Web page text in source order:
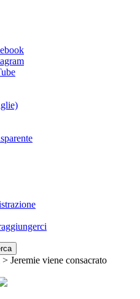
> Jeremie viene consacrato